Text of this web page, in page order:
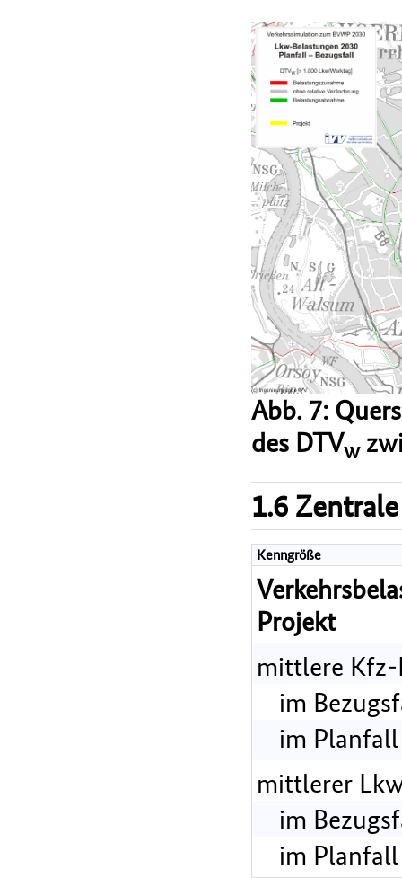
Abb. 7:
des DTVw
1.6
Kenngröße
Projekt
mittlere
im
im Planfall
mittlerer
im
im Planfall